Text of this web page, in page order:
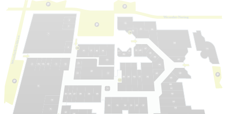
W s s eler-Nering
W
elerbrin
k
laan